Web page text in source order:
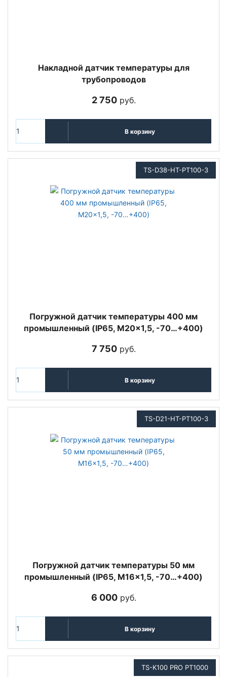
Накладной датчик температуры для
трубопроводов
2 750руб.
В корзину
TS-D38-HT-PT100-3
Погружной датчик температуры 400 мм
промышленный (IP65, M20x1,5, -70…+400)
7 750руб.
В корзину
TS-D21-HT-PT100-3
Погружной датчик температуры 50 мм
промышленный (IP65, M16x1,5, -70…+400)
6 000руб.
В корзину
TS-K100 PRO PT1000